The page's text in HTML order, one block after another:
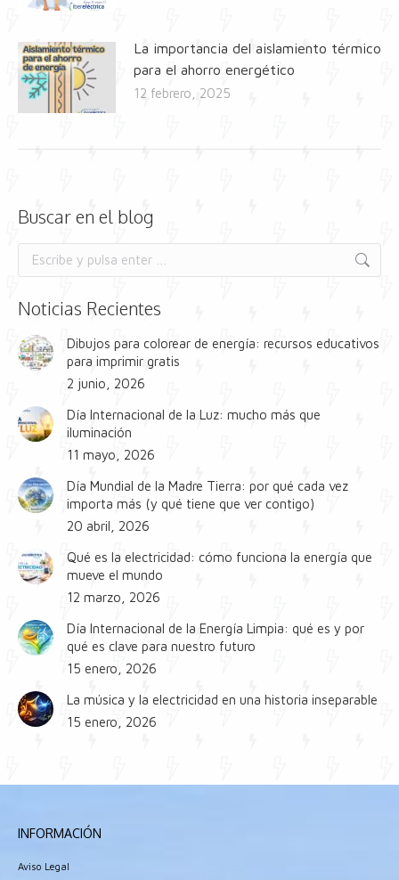
La importancia del aislamiento térmico
para el ahorro energético
12 febrero, 2025
Buscar en el blog
Buscar:
Noticias Recientes
Dibujos para colorear de energía: recursos educativos
para imprimir gratis
2 junio, 2026
Día Internacional de la Luz: mucho más que
iluminación
11 mayo, 2026
Día Mundial de la Madre Tierra: por qué cada vez
importa más (y qué tiene que ver contigo)
20 abril, 2026
Qué es la electricidad: cómo funciona la energía que
mueve el mundo
12 marzo, 2026
Día Internacional de la Energía Limpia: qué es y por
qué es clave para nuestro futuro
15 enero, 2026
La música y la electricidad en una historia inseparable
15 enero, 2026
INFORMACIÓN
Aviso Legal